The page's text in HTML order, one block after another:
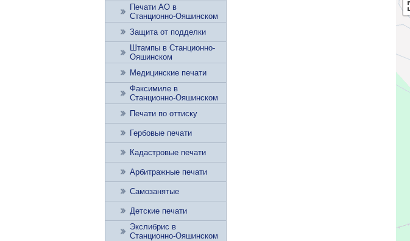
Печати АО в
Станционно-Ояшинском
Защита от подделки
Штампы в Станционно-
Ояшинском
Медицинские печати
Факсимиле в
Станционно-Ояшинском
Печати по оттиску
Гербовые печати
Кадастровые печати
Арбитражные печати
Самозанятые
Детские печати
Экслибрис в
Станционно-Ояшинском